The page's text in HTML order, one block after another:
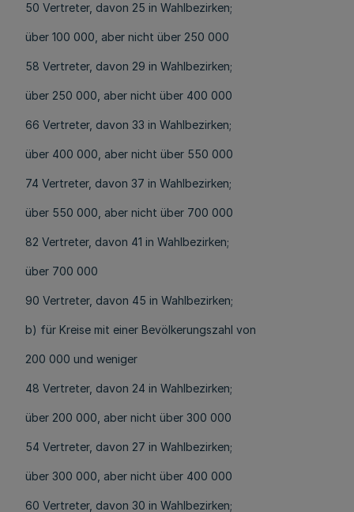
50 Vertreter, davon 25 in Wahlbezirken;
über 100 000, aber nicht über 250 000
58 Vertreter, davon 29 in Wahlbezirken;
über 250 000, aber nicht über 400 000
66 Vertreter, davon 33 in Wahlbezirken;
über 400 000, aber nicht über 550 000
74 Vertreter, davon 37 in Wahlbezirken;
über 550 000, aber nicht über 700 000
82 Vertreter, davon 41 in Wahlbezirken;
über 700 000
90 Vertreter, davon 45 in Wahlbezirken;
b) für Kreise mit einer Bevölkerungszahl von
200 000 und weniger
48 Vertreter, davon 24 in Wahlbezirken;
über 200 000, aber nicht über 300 000
54 Vertreter, davon 27 in Wahlbezirken;
über 300 000, aber nicht über 400 000
60 Vertreter, davon 30 in Wahlbezirken;